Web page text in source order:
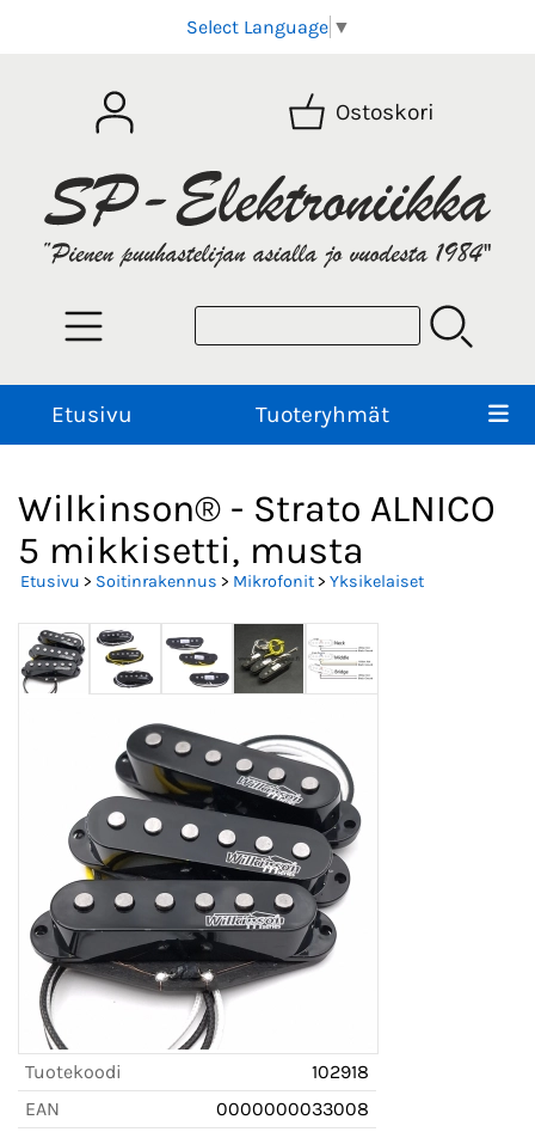
Select Language ▼
Ostoskori
Etusivu Tuoteryhmät
Wilkinson® - Strato ALNICO
5 mikkisetti, musta
Etusivu > Soitinrakennus > Mikrofonit> Yksikelaiset
Tuotekoodi
102918
EAN
0000000033008